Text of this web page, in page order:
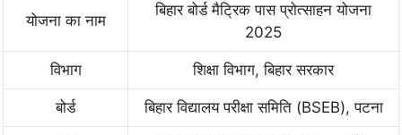
योजना का नाम
बिहार बोर्ड मैट्रिक पास प्रोत्साहन योजना
2025
विभाग शिक्षा विभाग, बिहार सरकार
बोर्ड बिहार विद्यालय परीक्षा समिति (BSEB), पटना